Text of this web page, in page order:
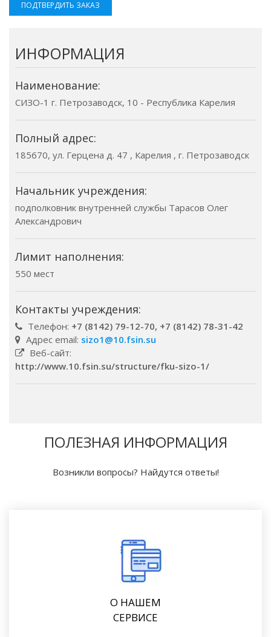
ПОДТВЕРДИТЬ ЗАКАЗ
ИНФОРМАЦИЯ
Наименование:
СИЗО-1 г. Петрозаводск, 10 - Республика Карелия
Полный адрес:
185670, ул. Герцена д. 47 , Карелия , г. Петрозаводск
Начальник учреждения:
подполковник внутренней службы Тарасов Олег
Александрович
Лимит наполнения:
550 мест
Контакты учреждения:
Телефон: +7 (8142) 79-12-70, +7 (8142) 78-31-42
Адрес email: sizo1@10.fsin.su
Веб-сайт:
http://www.10.fsin.su/structure/fku-sizo-1/
ПОЛЕЗНАЯ ИНФОРМАЦИЯ
Возникли вопросы? Найдутся ответы!
О НАШЕМ
СЕРВИСЕ